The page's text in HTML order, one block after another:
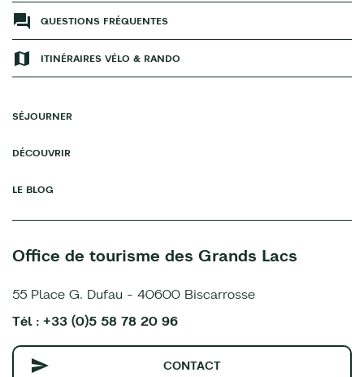
QUESTIONS FRÉQUENTES
ITINÉRAIRES VÉLO & RANDO
SÉJOURNER
DÉCOUVRIR
LE BLOG
Office de tourisme des Grands Lacs
55 Place G. Dufau - 40600 Biscarrosse
Tél : +33 (0)5 58 78 20 96
CONTACT